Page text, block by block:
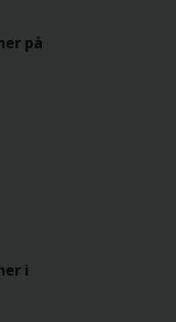
på
i